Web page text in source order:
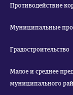
Противодействие
Муниципальные
Градостроительство
Малое и среднее
муниципального